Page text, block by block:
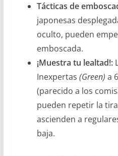
Tácticas de
japonesas
oculto, pueden
emboscada.
¡Muestra tu lealtad!:
Inexpertas (Green) a
(parecido a los
pueden repetir la
ascienden a
baja.